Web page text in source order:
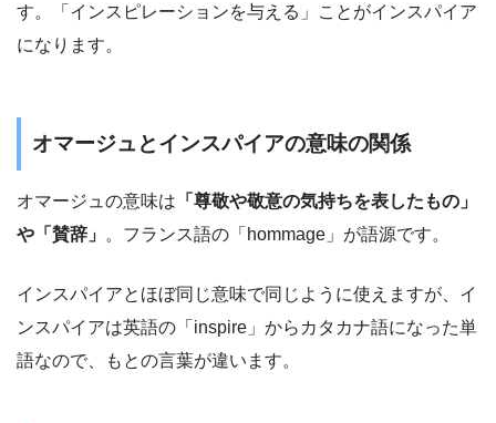
す。「インスピレーションを与える」ことがインスパイア
になります。
オマージュとインスパイアの意味の関係
オマージュの意味は 「尊敬や敬意の気持ちを表したもの」
や「賛辞」 。フランス語の「hommage」が語源です。
インスパイアとほぼ同じ意味で同じように使えますが、イ
ンスパイアは英語の「inspire」からカタカナ語になった単
語なので、もとの言葉が違います。